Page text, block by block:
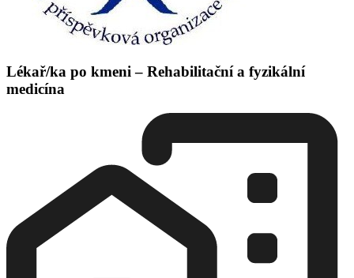
Lékař/ka po kmeni – Rehabilitační a fyzikální
medicína